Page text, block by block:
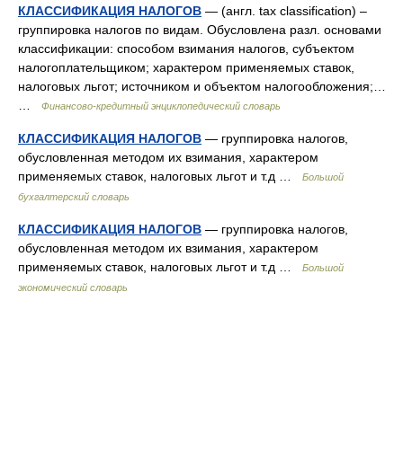
КЛАССИФИКАЦИЯ НАЛОГОВ — (англ. tax classification) –
группировка налогов по видам. Обусловлена разл. основами
классификации: способом взимания налогов, субъектом
налогоплательщиком; характером применяемых ставок,
налоговых льгот; источником и объектом налогообложения;…
Финансово-кредитный энциклопедический словарь
КЛАССИФИКАЦИЯ НАЛОГОВ — группировка налогов,
обусловленная методом их взимания, характером
применяемых ставок, налоговых льгот и т.д …
Большой
бухгалтерский словарь
КЛАССИФИКАЦИЯ НАЛОГОВ — группировка налогов,
обусловленная методом их взимания, характером
применяемых ставок, налоговых льгот и т.д …
Большой
экономический словарь